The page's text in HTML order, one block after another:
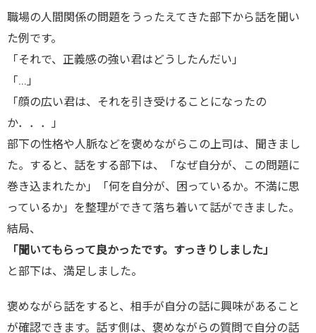
職場の人間関係の問題をうったえてきた部下から話を聞い
た例です。
「それで、正義感の強い君はどうしたんだい」
「…」
「顔の広い君は、それを引き受けることになったの
か．．．」
部下の性格や人脈などを褒めながらこの上司は、聞きまし
た。すると、話をする部下は、「なぜ自分が、この問題に
巻き込まれたか」「何を自分が、困っているか。不満に思
っているか」を整理ができて落ち着いて話ができました。
結局、
「聞いてもらって良かったです。すっきりしました」
と部下は、満足しました。
褒めながら話をすると、相手が自分の話に興味があること
が確認できます。話す側は、褒めながらの質問で自分の話